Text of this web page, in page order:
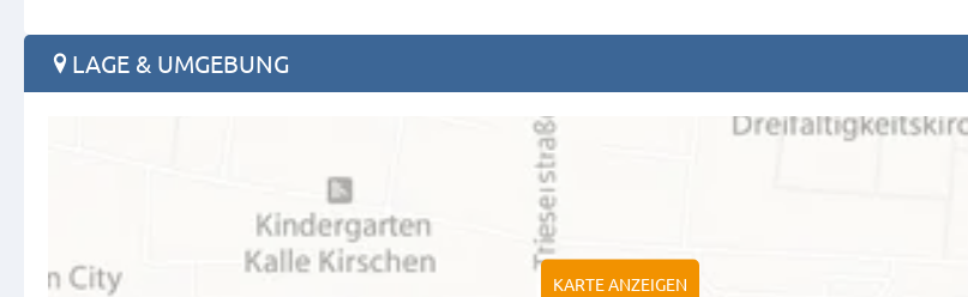
LAGE & UMGEBUNG
KARTE ANZEIGEN